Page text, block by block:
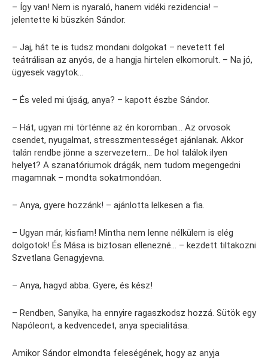
– Így van! Nem is nyaraló, hanem vidéki rezidencia! –
jelentette ki büszkén Sándor.
– Jaj, hát te is tudsz mondani dolgokat – nevetett fel
teátrálisan az anyós, de a hangja hirtelen elkomorult. – Na jó,
ügyesek vagytok…
– És veled mi újság, anya? – kapott észbe Sándor.
– Hát, ugyan mi történne az én koromban… Az orvosok
csendet, nyugalmat, stresszmentességet ajánlanak. Akkor
talán rendbe jönne a szervezetem… De hol találok ilyen
helyet? A szanatóriumok drágák, nem tudom megengedni
magamnak – mondta sokatmondóan.
– Anya, gyere hozzánk! – ajánlotta lelkesen a fia.
– Ugyan már, kisfiam! Mintha nem lenne nélkülem is elég
dolgotok! És Mása is biztosan ellenezné… – kezdett tiltakozni
Szvetlana Genagyjevna.
– Anya, hagyd abba. Gyere, és kész!
– Rendben, Sanyika, ha ennyire ragaszkodsz hozzá. Sütök egy
Napóleont, a kedvencedet, anya specialitása.
Amikor Sándor elmondta feleségének, hogy az anyja